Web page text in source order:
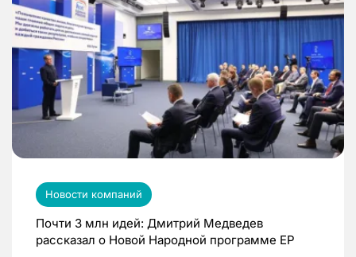
Новости компаний
Почти 3 млн идей: Дмитрий Медведев
рассказал о Новой Народной программе ЕР